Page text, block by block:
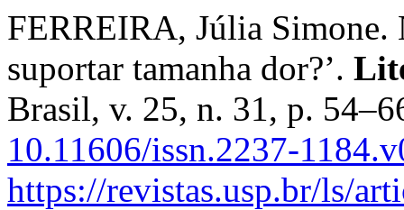
FERREIRA, Júlia Simone.
suportar tamanha dor?’.
Brasil, v. 25, n. 31, p.
10.11606/issn.2237-
https://revistas.usp.br/ls/